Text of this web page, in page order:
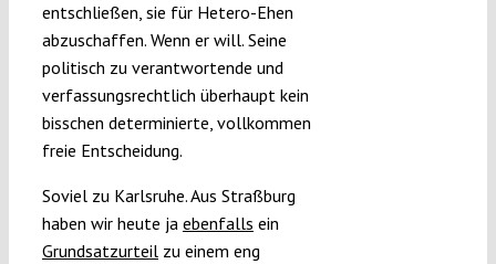
entschließen, sie für Hetero-Ehen
abzuschaffen. Wenn er will. Seine
politisch zu verantwortende und
verfassungsrechtlich überhaupt kein
bisschen determinierte, vollkommen
freie Entscheidung.
Soviel zu Karlsruhe. Aus Straßburg
haben wir heute ja ebenfalls ein
Grundsatzurteilzu einem eng